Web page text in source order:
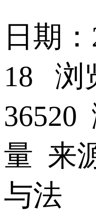
日期
18 浏
36520
量 来
与法